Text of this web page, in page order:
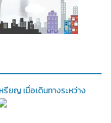
ยญ เมื่อเดินทางระหว่าง